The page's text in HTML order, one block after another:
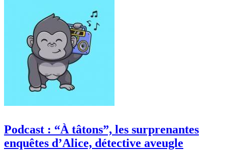
Podcast : “À tâtons”, les surprenantes
enquêtes d’Alice, détective aveugle